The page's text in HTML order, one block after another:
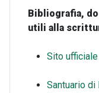
Bibliografia,
utili alla
Sito
Santuario di